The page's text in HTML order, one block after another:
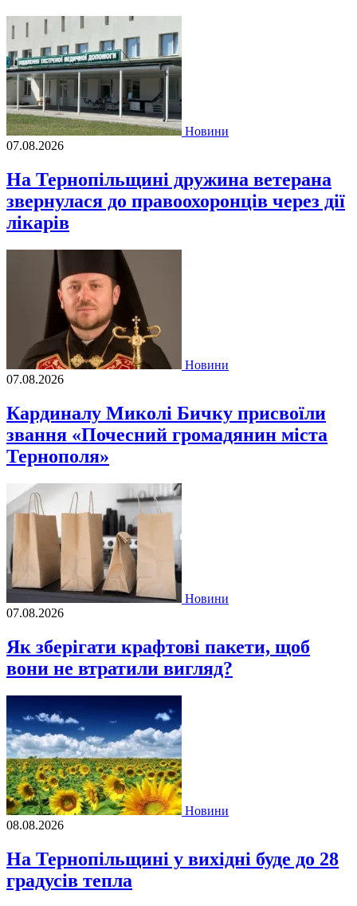
Новини
07.08.2026
На Тернопільщині дружина ветерана
звернулася до правоохоронців через дії
лікарів
Новини
07.08.2026
Кардиналу Миколі Бичку присвоїли
звання «Почесний громадянин міста
Тернополя»
Новини
07.08.2026
Як зберігати крафтові пакети, щоб
вони не втратили вигляд?
Новини
08.08.2026
На Тернопільщині у вихідні буде до 28
градусів тепла